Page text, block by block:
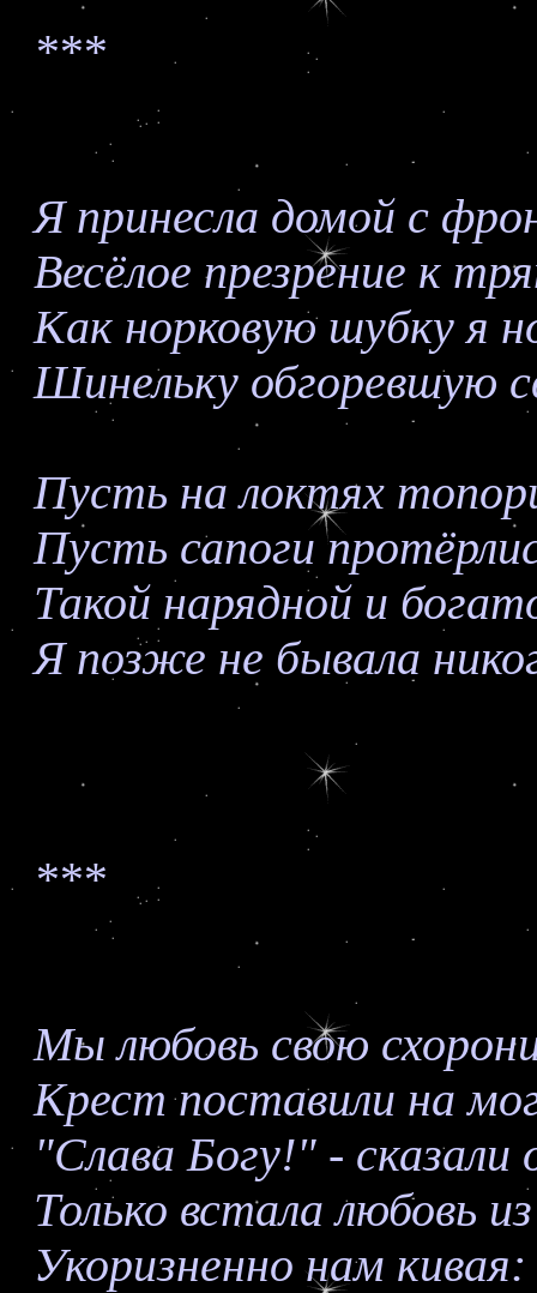
***
Я принесла домой с
Весёлое презрение к
Как норковую шубку я
Шинельку обгоревшую
Пусть на локтях
Пусть сапоги
Такой нарядной и
Я позже не бывала
***
Мы любовь свою
Крест поставили на
"Слава Богу!" - сказали
Только встала любовь
Укоризненно нам кивая: